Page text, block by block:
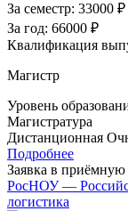
За семестр: 33000 ₽
За год: 66000 ₽
Квалификация
Магистр
Уровень
Магистратура
Дистанционная
Подробнее
Заявка в
РосНОУ —
логистика